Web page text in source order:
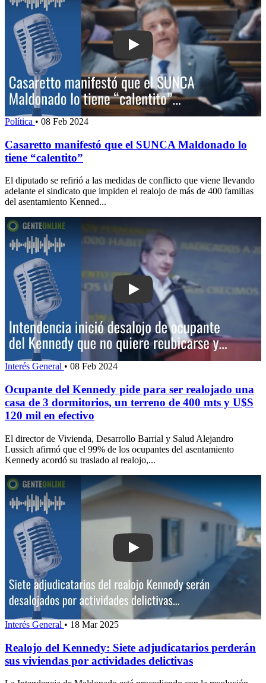
Play: Casaretto manifestó que el
Política • 08 Feb 2024
Casaretto manifestó que el SUNCA Maldonado lo
tiene “calentito”
El diputado se refirió a las medidas de conflicto que viene llevando
adelante el sindicato que impiden el realojo de más de 400 familias
del asentamiento Kenned...
Play: Ocupante del Kennedy pide
Interés General • 08 Feb 2024
Ocupante del Kennedy pide para ser realojado una
casa de 3 dormitorios, un terreno de 400 mts y U$S
120 mil en efectivo
El director de Vivienda, Desarrollo Barrial y Salud Alejandro
Lussich afirmó que el 99% de los ocupantes del asentamiento
Kennedy acordó su traslado al realojo,...
Play: Realojo del Kennedy: Siete
Interés General • 18 Mar 2025
Realojo del Kennedy: Siete adjudicatarios perderán
sus viviendas por actividades delictivas